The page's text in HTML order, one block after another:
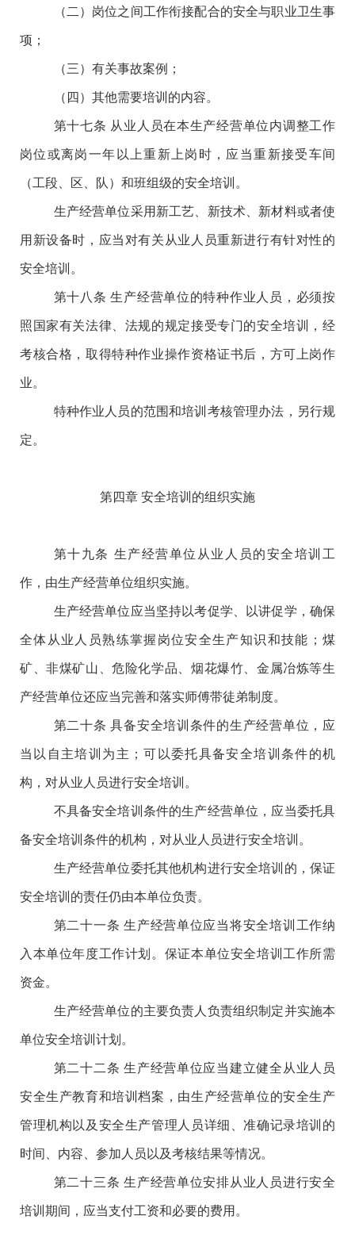
（二）岗位之间工作衔接配合的安全与职业卫生事
项；
（三）有关事故案例；
（四）其他需要培训的内容。
第十七条 从业人员在本生产经营单位内调整工作
岗位或离岗一年以上重新上岗时，应当重新接受车间
（工段、区、队）和班组级的安全培训。
生产经营单位采用新工艺、新技术、新材料或者使
用新设备时，应当对有关从业人员重新进行有针对性的
安全培训。
第十八条 生产经营单位的特种作业人员，必须按
照国家有关法律、法规的规定接受专门的安全培训，经
考核合格，取得特种作业操作资格证书后，方可上岗作
业。
特种作业人员的范围和培训考核管理办法，另行规
定。
第四章 安全培训的组织实施
第十九条 生产经营单位从业人员的安全培训工
作，由生产经营单位组织实施。
生产经营单位应当坚持以考促学、以讲促学，确保
全体从业人员熟练掌握岗位安全生产知识和技能；煤
矿、非煤矿山、危险化学品、烟花爆竹、金属冶炼等生
产经营单位还应当完善和落实师傅带徒弟制度。
第二十条 具备安全培训条件的生产经营单位，应
当以自主培训为主；可以委托具备安全培训条件的机
构，对从业人员进行安全培训。
不具备安全培训条件的生产经营单位，应当委托具
备安全培训条件的机构，对从业人员进行安全培训。
生产经营单位委托其他机构进行安全培训的，保证
安全培训的责任仍由本单位负责。
第二十一条 生产经营单位应当将安全培训工作纳
入本单位年度工作计划。保证本单位安全培训工作所需
资金。
生产经营单位的主要负责人负责组织制定并实施本
单位安全培训计划。
第二十二条 生产经营单位应当建立健全从业人员
安全生产教育和培训档案，由生产经营单位的安全生产
管理机构以及安全生产管理人员详细、准确记录培训的
时间、内容、参加人员以及考核结果等情况。
第二十三条 生产经营单位安排从业人员进行安全
培训期间，应当支付工资和必要的费用。